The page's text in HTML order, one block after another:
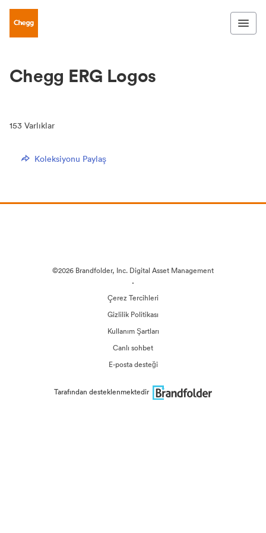
Chegg ERG Logos
153 Varlıklar
Koleksiyonu Paylaş
©2026 Brandfolder, Inc. Digital Asset Management
·
Çerez Tercihleri
Gizlilik Politikası
Kullanım Şartları
Canlı sohbet
E-posta desteği
Tarafından desteklenmektedir